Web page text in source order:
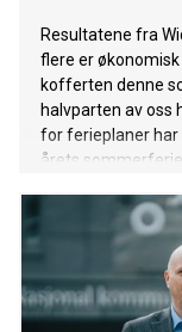
Resultatene fra
flere er
kofferten denne
halvparten av oss
for ferieplaner har
årets
– i hvert fall ikke